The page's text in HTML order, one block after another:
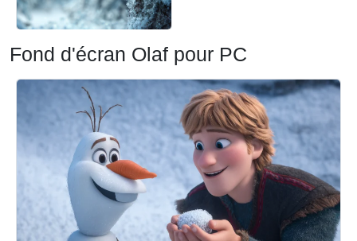
Fond d'écran Olaf pour PC